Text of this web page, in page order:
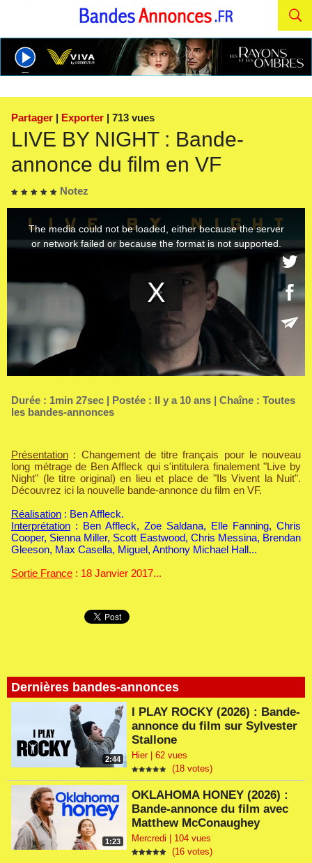
Partager | Exporter | 713 vues
LIVE BY NIGHT : Bande-
annonce du film en VF
Notez
Dernières bandes-annonces
2:44
I PLAY ROCKY (2026) : Bande-
annonce du film sur Sylvester
Stallone
Hier | 62 vues
(18 votes)
1:23
OKLAHOMA HONEY (2026) :
Bande-annonce du film avec
Matthew McConaughey
Mercredi | 104 vues
(16 votes)
Durée : 1min 27sec | Postée : Il y a 10 ans | Chaîne : Toutes
les bandes-annonces
Présentation : Changement de titre français pour le nouveau
long métrage de Ben Affleck qui s'intitulera finalement "Live by
Night" (le titre original) en lieu et place de "Ils Vivent la Nuit".
Découvrez ici la nouvelle bande-annonce du film en VF.
Réalisation : Ben Affleck.
Interprétation : Ben Affleck, Zoe Saldana, Elle Fanning, Chris
Cooper, Sienna Miller, Scott Eastwood, Chris Messina, Brendan
Gleeson, Max Casella, Miguel, Anthony Michael Hall...
Sortie France : 18 Janvier 2017...